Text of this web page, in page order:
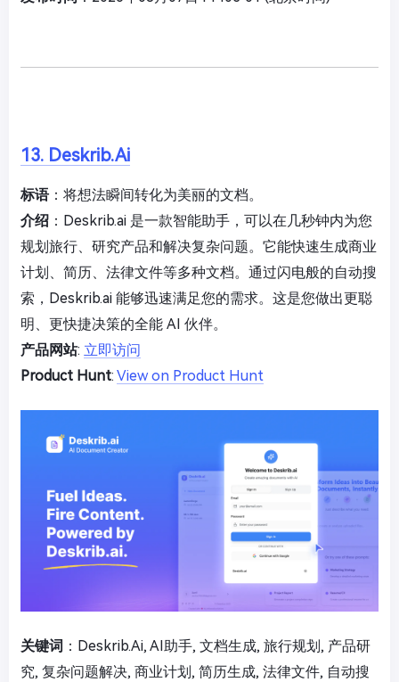
13. Deskrib.Ai
标语：将想法瞬间转化为美丽的文档。
介绍 ：Deskrib.ai 是一款智能助手，可以在几秒钟内为您
规划旅行、研究产品和解决复杂问题。它能快速生成商业
计划、简历、法律文件等多种文档。通过闪电般的自动搜
索，Deskrib.ai 能够迅速满足您的需求。这是您做出更聪
明、更快捷决策的全能 AI 伙伴。
产品网站: 立即访问
Product Hunt: View on Product Hunt
关键词 ：Deskrib.Ai, AI助手, 文档生成, 旅行规划, 产品研
究, 复杂问题解决, 商业计划, 简历生成, 法律文件, 自动搜